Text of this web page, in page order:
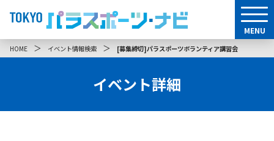
MENU
HOME ＞ イベント情報検索 ＞ [募集締切]パラスポーツボランティア講習会
イベント詳細